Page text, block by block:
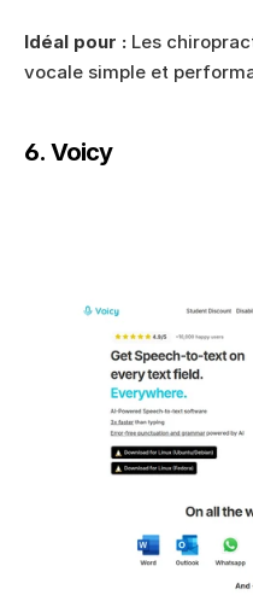
Idéal pour : Les
vocale simple et
6. Voicy